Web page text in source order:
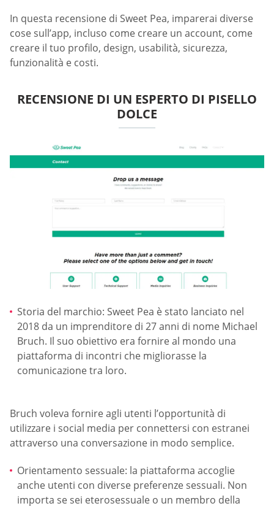
In questa recensione di Sweet Pea, imparerai diverse
cose sull’app, incluso come creare un account, come
creare il tuo profilo, design, usabilità, sicurezza,
funzionalità e costi.
RECENSIONE DI UN ESPERTO DI PISELLO
DOLCE
Storia del marchio: Sweet Pea è stato lanciato nel
2018 da un imprenditore di 27 anni di nome Michael
Bruch. Il suo obiettivo era fornire al mondo una
piattaforma di incontri che migliorasse la
comunicazione tra loro.
Bruch voleva fornire agli utenti l’opportunità di
utilizzare i social media per connettersi con estranei
attraverso una conversazione in modo semplice.
Orientamento sessuale: la piattaforma accoglie
anche utenti con diverse preferenze sessuali. Non
importa se sei eterosessuale o un membro della